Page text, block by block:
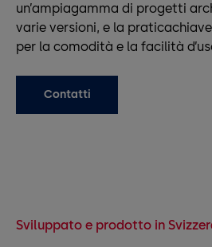
un’ampiagamma di progetti
varie versioni, e la
per la comodità e la facilità
Contatti
Sviluppato e prodotto in